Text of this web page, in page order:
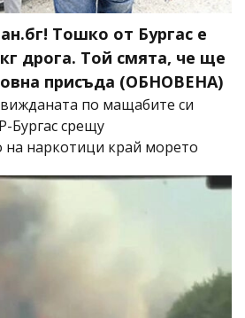
Тошко от Бургас е
дрога. Той смята, че ще
присъда (ОБНОВЕНА)
по мащабите си
срещу
на наркотици край морето